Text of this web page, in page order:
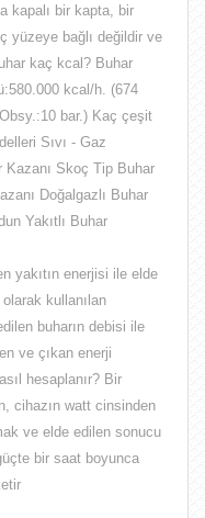
kapalı bir kapta, bir
yüzeye bağlı değildir ve
kaç kcal? Buhar
kcal/h. (674
bar.) Kaç çeşit
Sıvı - Gaz
Kazanı Skoç Tip Buhar
Doğalgazlı Buhar
Yakıtlı Buhar
yakıtın enerjisi ile elde
kullanılan
buharın debisi ile
ve çıkan enerji
hesaplanır? Bir
cihazın watt cinsinden
ve elde edilen sonucu
bir saat boyunca